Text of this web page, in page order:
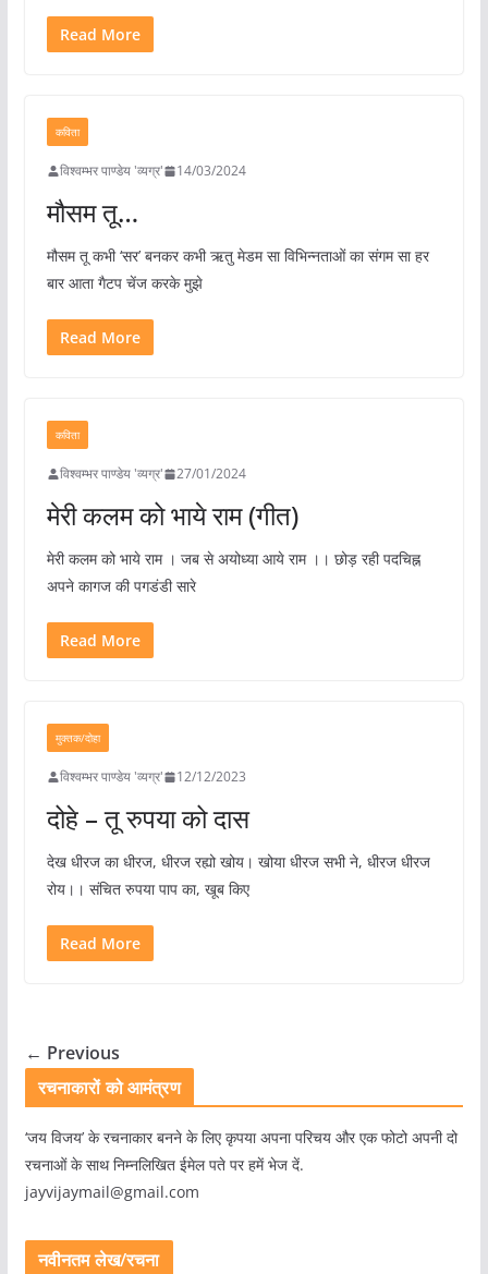
Read More
कविता
विश्वम्भर पाण्डेय 'व्यग्र' 14/03/2024
मौसम तू…
मौसम तू कभी ‘सर’ बनकर कभी ऋतु मेडम सा विभिन्नताओं का संगम सा हर
बार आता गैटप चेंज करके मुझे
Read More
कविता
विश्वम्भर पाण्डेय 'व्यग्र' 27/01/2024
मेरी कलम को भाये राम (गीत)
मेरी कलम को भाये राम । जब से अयोध्या आये राम ।। छोड़ रही पदचिह्न
अपने कागज की पगडंडी सारे
Read More
मुक्तक/दोहा
विश्वम्भर पाण्डेय 'व्यग्र' 12/12/2023
दोहे – तू रुपया को दास
देख धीरज का धीरज, धीरज रह्यो खोय। खोया धीरज सभी ने, धीरज धीरज
रोय।। संचित रुपया पाप का, खूब किए
Read More
← Previous
रचनाकारों को आमंत्रण
‘जय विजय’ के रचनाकार बनने के लिए कृपया अपना परिचय और एक फोटो अपनी दो
रचनाओं के साथ निम्नलिखित ईमेल पते पर हमें भेज दें.
jayvijaymail@gmail.com
नवीनतम लेख/रचना